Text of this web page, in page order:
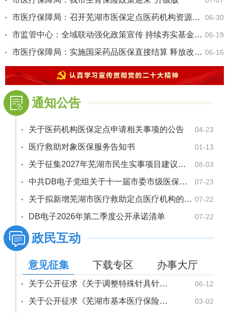
市医疗保障局：召开芜湖市医保定点医药机构资源配置规划实施成效新闻发布会 06-30
市监管中心：全域联动强化政策宣传 持续夯实基金安全防线 06-19
市医疗保障局：实施国采药品医保直接结算 释放改革"新红利" 06-16
通知公告
关于医药机构医保定点申请相关事项的公告 04-23
医疗救助对象医保服务告知书 01-13
关于征集2027年芜湖市民生实事项目建议的公告 08-03
中共DB电子党组关于十一届市委市级医保基金管理专项巡察整改进展情况的通报 07-23
关于拟新增芜湖市医疗救助定点医疗机构的公示 07-22
DB电子2026年第二季度公开承诺清单 07-22
政民互动
意见征集 下载专区 办事大厅
关于公开征求《关于调整特殊针具针法等医疗服务项目价格的通知（征求意见稿）》意见的公告 06-12
关于公开征求《芜湖市基本医疗保险定点医药机构准入退出管理暂行办法（征求意见稿）》意见的公告 03-02